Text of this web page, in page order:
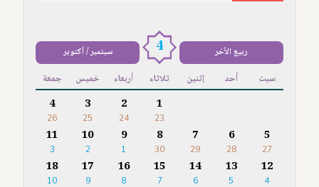
ربيع الآخر 4 سبتمبر / أكتوبر
سبت أحد إثنين ثلاثاء أربعاء خميس جمعة
1
23
2
24
3
25
4
26
5
27
6
28
7
29
8
30
9
1
10
2
11
3
12
4
13
5
14
6
15
7
16
8
17
9
18
10